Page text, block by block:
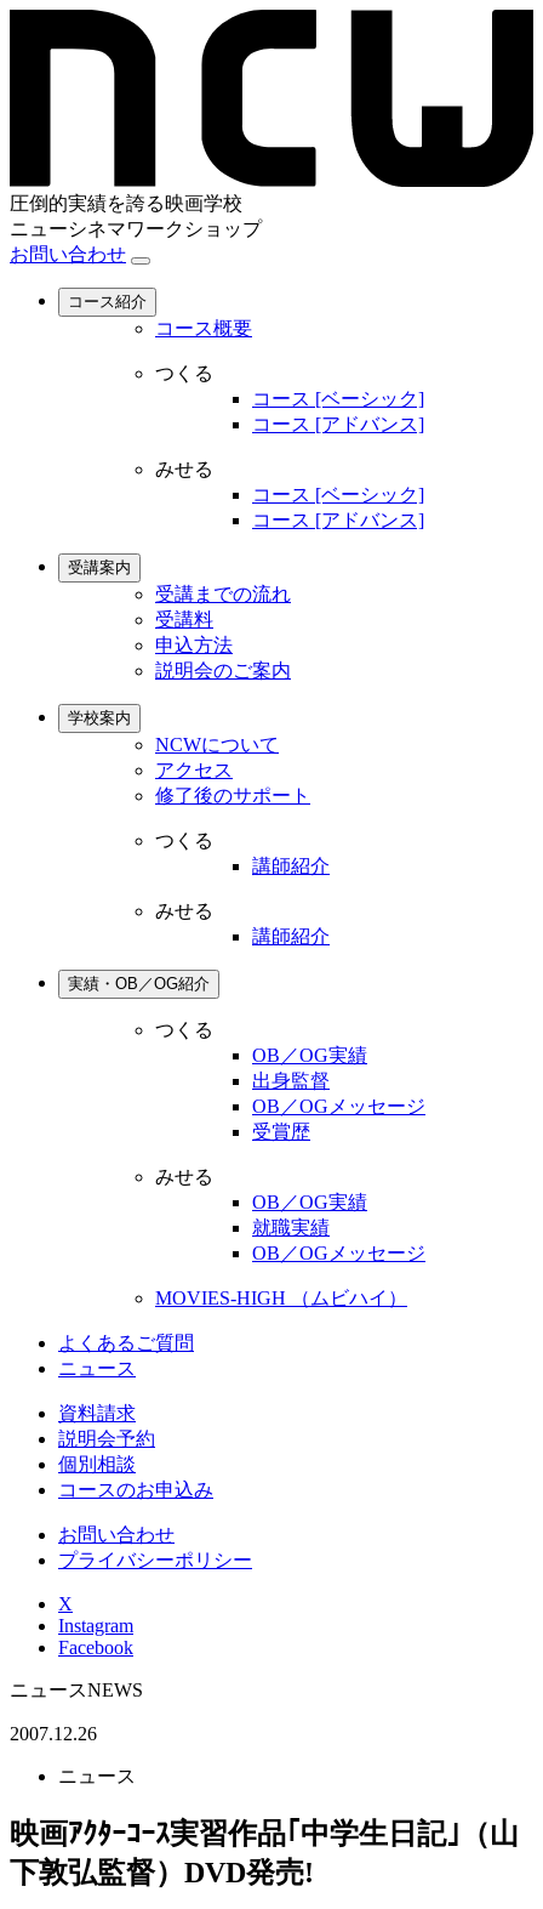
圧倒的実績を誇る映画学校
ニューシネマワークショップ
お問い合わせ
コース紹介
コース概要
つくる
コース [ベーシック]
コース [アドバンス]
みせる
コース [ベーシック]
コース [アドバンス]
受講案内
受講までの流れ
受講料
申込方法
説明会のご案内
学校案内
NCWについて
アクセス
修了後のサポート
つくる
講師紹介
みせる
講師紹介
実績・OB／OG紹介
つくる
OB／OG実績
出身監督
OB／OGメッセージ
受賞歴
みせる
OB／OG実績
就職実績
OB／OGメッセージ
MOVIES-HIGH （ムビハイ）
よくあるご質問
ニュース
資料請求
説明会予約
個別相談
コースのお申込み
お問い合わせ
プライバシーポリシー
X
Instagram
Facebook
ニュースNEWS
2007.12.26
ニュース
映画ｱｸﾀｰｺｰｽ実習作品｢中学生日記｣（山
下敦弘監督）DVD発売!